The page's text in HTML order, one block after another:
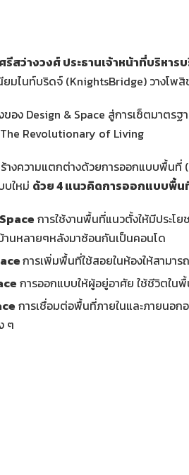
สว่างวงศ์ ประธานเจ้าหน้าที่บริหา
ยมไนท์บริดจ์ (KnightsBridge) วางโพ
ของ Design & Space สู่การเซ็ตมาต
Revolutionary of Living
างความแตกต่างด้วยการออกแบบพื้นที่
บใหม่ ด้วย 4 แนวคิดการออกแบบพื้น
การใช้งานพื้นที่แนวตั้งให้มีประโ
านหลายๆหลังมาซ้อนกันเป็นคอนโด
การเพิ่มพื้นที่ใช้สอยในห้องให้สามา
การออกแบบให้ผู้อยู่อาศัย ใช้ชีวิตใน
การเชื่อมต่อพื้นที่ภายในและภายนอก
ๆ